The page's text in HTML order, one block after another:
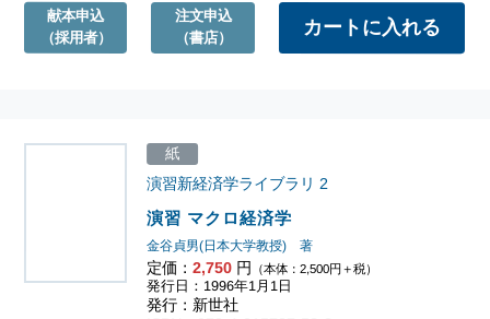
献本申込
（採用者）
注文申込
（書店）
演習 マクロ経済学
演習新経済学ライブラリ 2
金谷貞男(日本大学教授) 著
定価：2,750 円 （本体：2,500円＋税）
紙
発行日：1996年1月1日
発行：新世社